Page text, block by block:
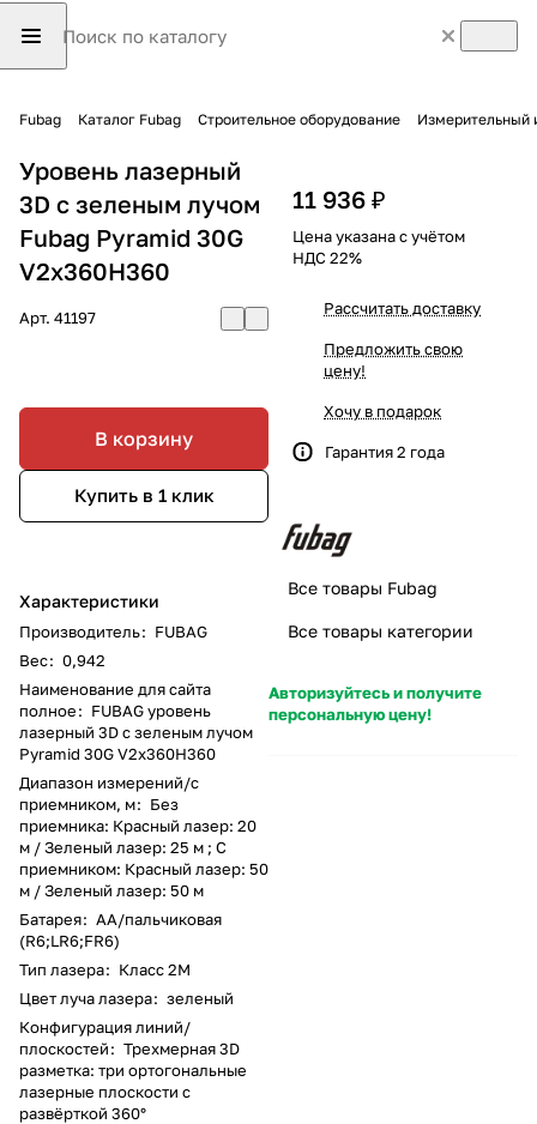
Fubag Каталог Fubag Строительное оборудование Измерительный
Уровень лазерный
3D с зеленым лучом
Fubag Pyramid 30G
V2х360H360
Арт. 41197
В корзину
Купить в 1 клик
Характеристики
Производитель: FUBAG
Вес: 0,942
Наименование для сайта
полное: FUBAG уровень
лазерный 3D с зеленым лучом
Pyramid 30G V2х360H360
Диапазон измерений/с
приемником, м: Без
приемника: Красный лазер: 20
м / Зеленый лазер: 25 м ; С
приемником: Красный лазер: 50
м / Зеленый лазер: 50 м
Батарея: AA/пальчиковая
(R6;LR6;FR6)
Тип лазера: Класс 2М
Цвет луча лазера: зеленый
Конфигурация линий/
плоскостей: Трехмерная 3D
разметка: три ортогональные
лазерные плоскости с
развёрткой 360°
11 936 ₽
Цена указана с учётом
НДС 22%
Рассчитать доставку
Предложить свою
цену!
Хочу в подарок
Гарантия 2 года
Все товары Fubag
Все товары категории
Авторизуйтесь и получите
персональную цену!